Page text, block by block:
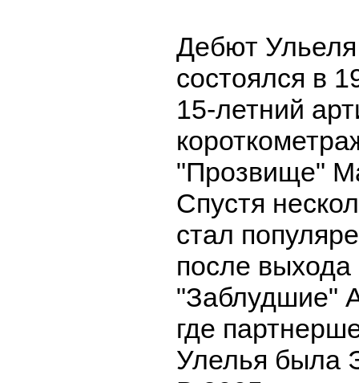
Дебют
состоялся в
15-летний
"Прозвище"
Спустя
стал
после выхода
"Заблудшие"
где
Улелья была